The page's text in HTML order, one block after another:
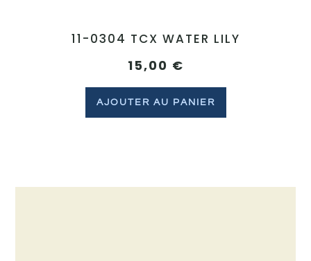
11-0304 TCX WATER LILY
15,00 €
AJOUTER AU PANIER